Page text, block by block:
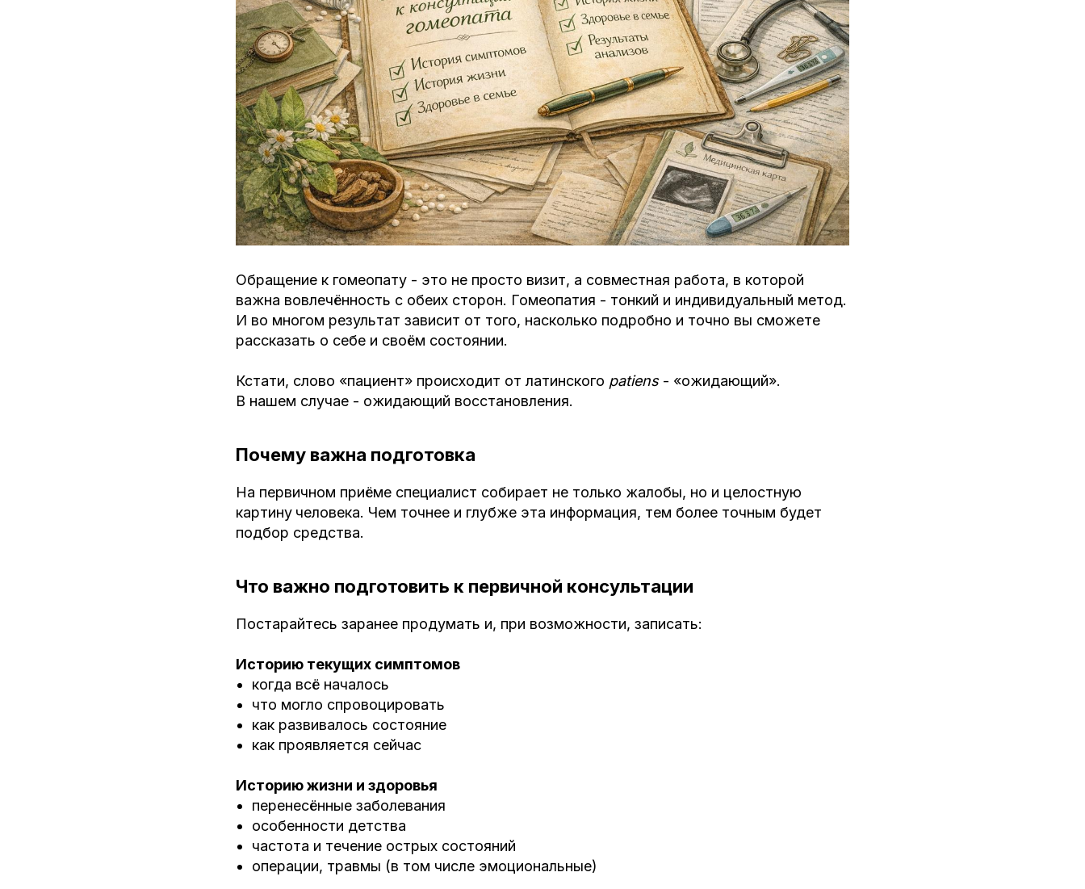
Обращение к гомеопату - это не просто визит, а совместная работа, в которой
важна вовлечённость с обеих сторон. Гомеопатия - тонкий и индивидуальный метод.
И во многом результат зависит от того, насколько подробно и точно вы сможете
рассказать о себе и своём состоянии.
Кстати, слово «пациент» происходит от латинского patiens- «ожидающий».
В нашем случае - ожидающий восстановления.
Почему важна подготовка
На первичном приёме специалист собирает не только жалобы, но и целостную
картину человека. Чем точнее и глубже эта информация, тем более точным будет
подбор средства.
Что важно подготовить к первичной консультации
Постарайтесь заранее продумать и, при возможности, записать:
Историю текущих симптомов
когда всё началось
что могло спровоцировать
как развивалось состояние
как проявляется сейчас
Историю жизни и здоровья
перенесённые заболевания
особенности детства
частота и течение острых состояний
операции, травмы (в том числе эмоциональные)